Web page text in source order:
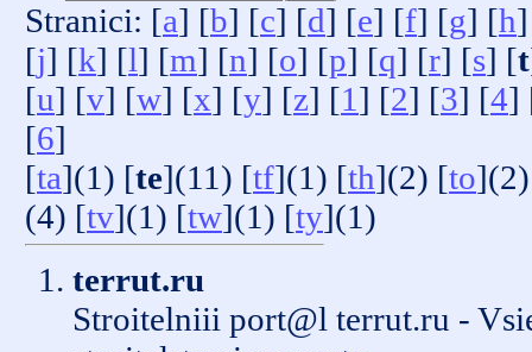
Stranici: [a] [b] [c] [d] [e] [f] [g] [h
[j] [k] [l] [m] [n] [o] [p] [q] [r] [s] [t
[u] [v] [w] [x] [y] [z] [1] [2] [3] [4]
[6]
[ta](1) [te](11) [tf](1) [th](2) [to
(4) [tv](1) [tw](1) [ty](1)
terrut.ru
Stroitelniii port@l terrut.ru -